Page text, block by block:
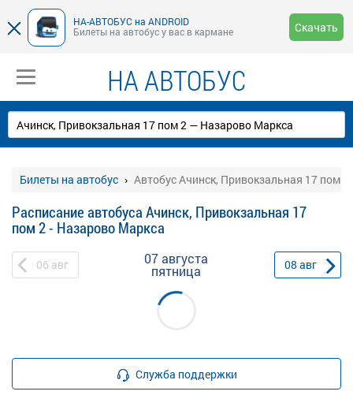
НА-АВТОБУС на ANDROID
Билеты на автобус у вас в кармане
Скачать
НА АВТОБУС
Билеты на автобус Автобус Ачинск, Привокзальная 17 пом
Расписание автобуса Ачинск, Привокзальная 17
пом 2 - Назарово Маркса
06 авг 07 августа
пятница 08 авг
Служба поддержки